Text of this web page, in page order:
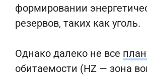
формировании
резервов, таких как уголь.
Однако далеко не все
обитаемости (HZ — зона